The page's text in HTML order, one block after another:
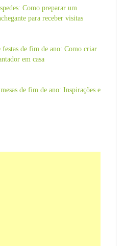
Como preparar um
para receber visitas
festas de fim de ano: Como criar
em casa
de fim de ano: Inspirações e